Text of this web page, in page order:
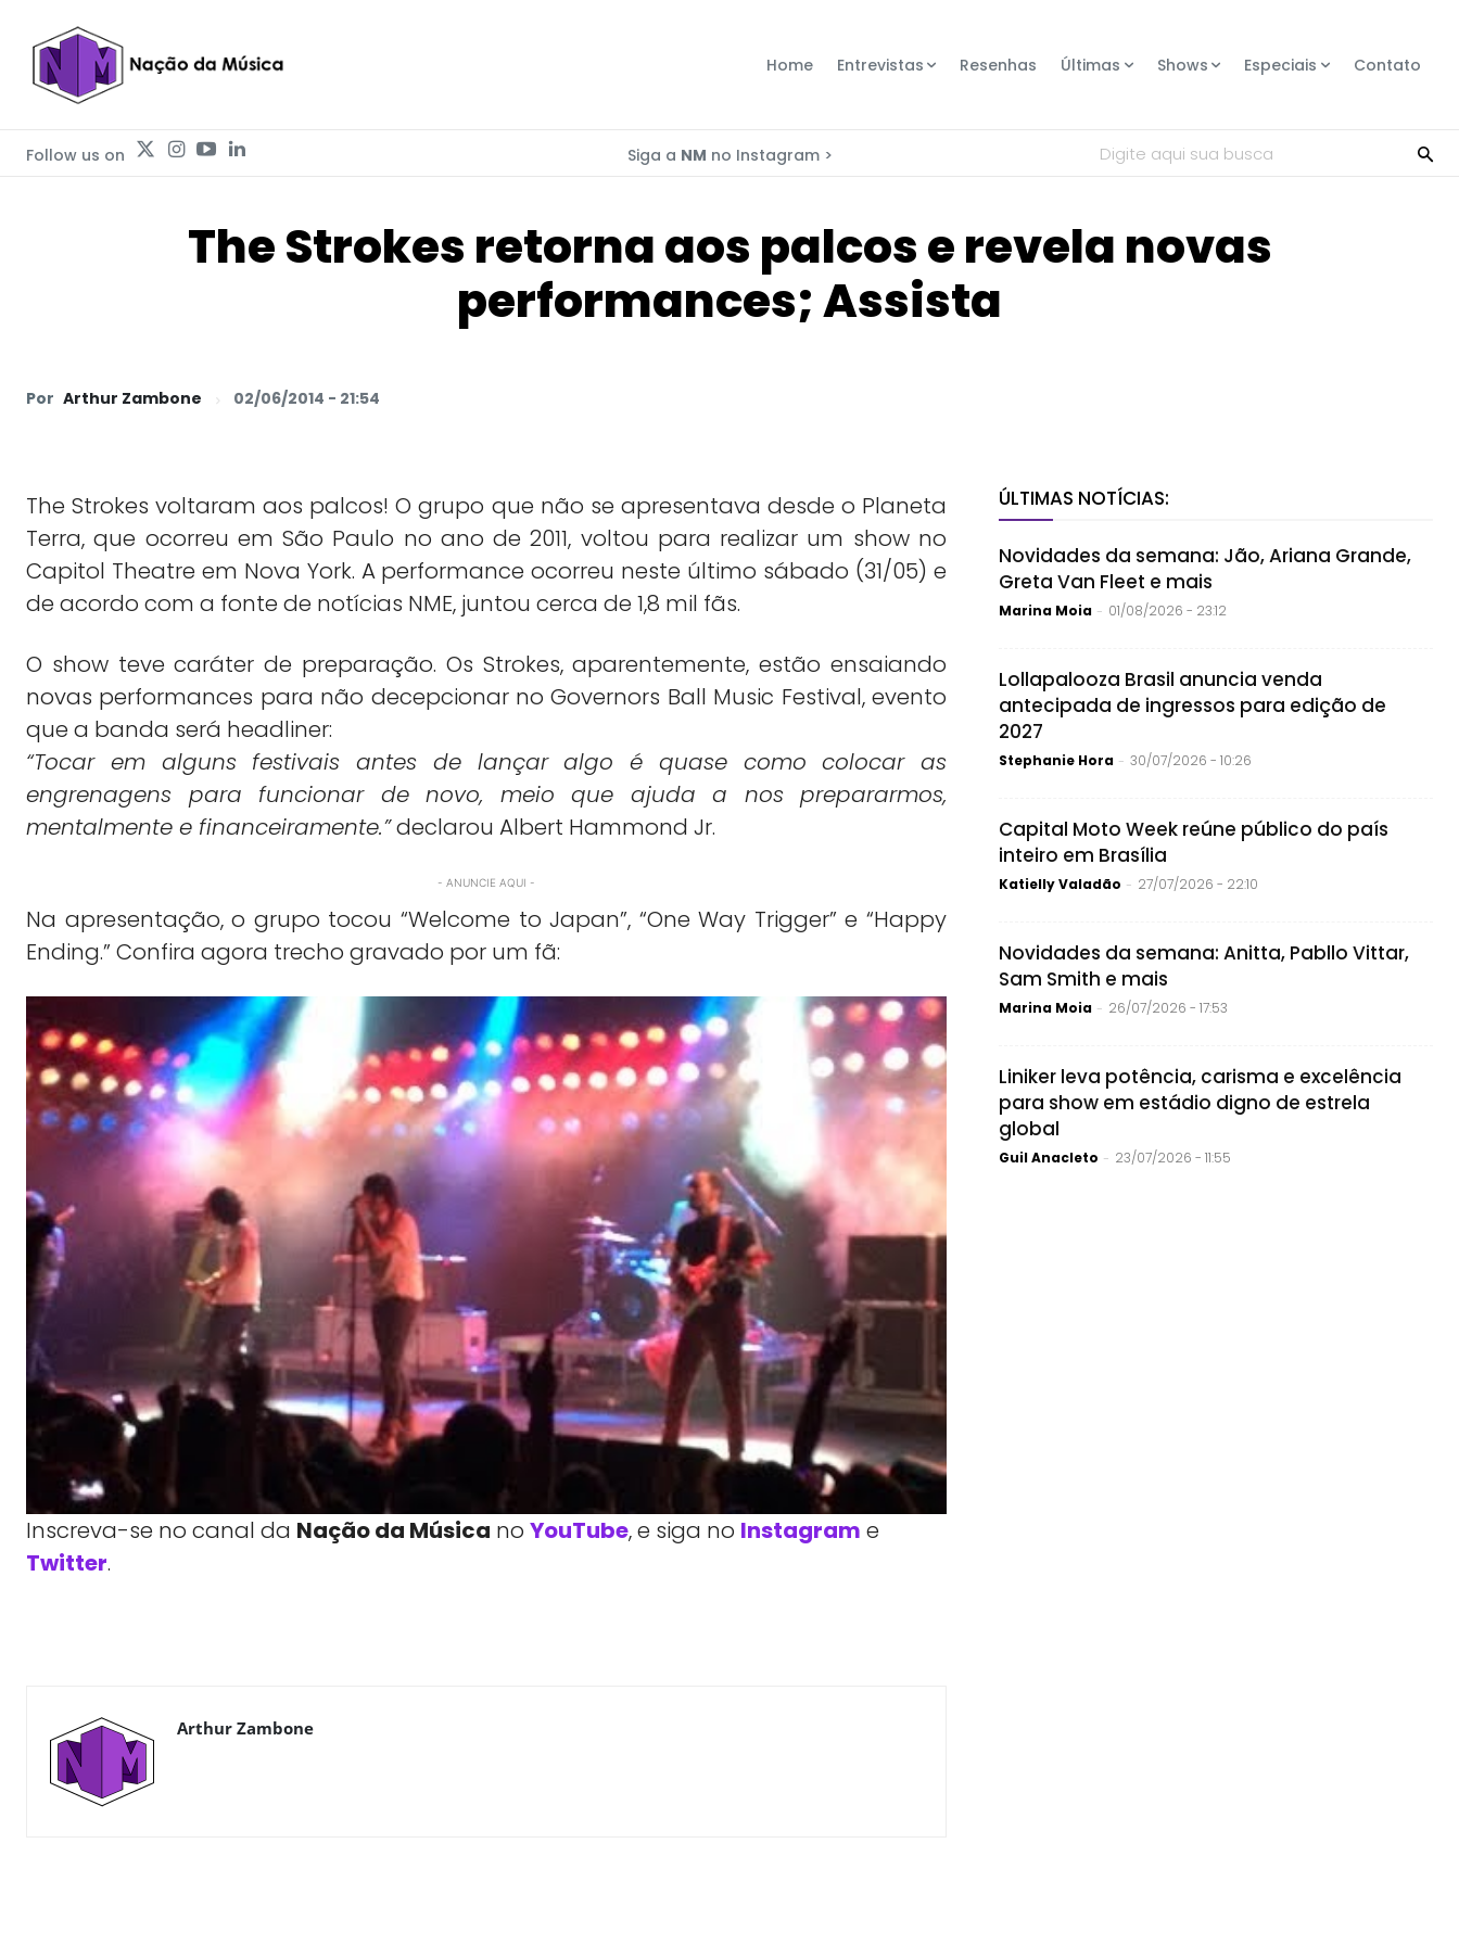
Home Entrevistas Resenhas Últimas Shows Especiais Contato
Follow us on Siga a NM no Instagram > Digite aqui sua busca
The Strokes retorna aos palcos e revela novas
performances; Assista
Por Arthur Zambone 02/06/2014 - 21:54
The Strokes voltaram aos palcos! O grupo que não se apresentava desde o Planeta
Terra, que ocorreu em São Paulo no ano de 2011, voltou para realizar um show no
Capitol Theatre em Nova York. A performance ocorreu neste último sábado (31/05) e
de acordo com a fonte de notícias NME, juntou cerca de 1,8 mil fãs.
O show teve caráter de preparação. Os Strokes, aparentemente, estão ensaiando
novas performances para não decepcionar no Governors Ball Music Festival, evento
que a banda será headliner:
“Tocar em alguns festivais antes de lançar algo é quase como colocar as
engrenagens para funcionar de novo, meio que ajuda a nos prepararmos,
mentalmente e financeiramente.”declarou Albert Hammond Jr.
- ANUNCIE AQUI -
Na apresentação, o grupo tocou “Welcome to Japan”, “One Way Trigger” e “Happy
Ending.” Confira agora trecho gravado por um fã:
Inscreva-se no canal da Nação da Música no YouTube, e siga no Instagram e
Twitter.
Arthur Zambone
ÚLTIMAS NOTÍCIAS:
Novidades da semana: Jão, Ariana Grande,
Greta Van Fleet e mais
Marina Moia - 01/08/2026 - 23:12
Lollapalooza Brasil anuncia venda
antecipada de ingressos para edição de
2027
Stephanie Hora - 30/07/2026 - 10:26
Capital Moto Week reúne público do país
inteiro em Brasília
Katielly Valadão - 27/07/2026 - 22:10
Novidades da semana: Anitta, Pabllo Vittar,
Sam Smith e mais
Marina Moia - 26/07/2026 - 17:53
Liniker leva potência, carisma e excelência
para show em estádio digno de estrela
global
Guil Anacleto - 23/07/2026 - 11:55